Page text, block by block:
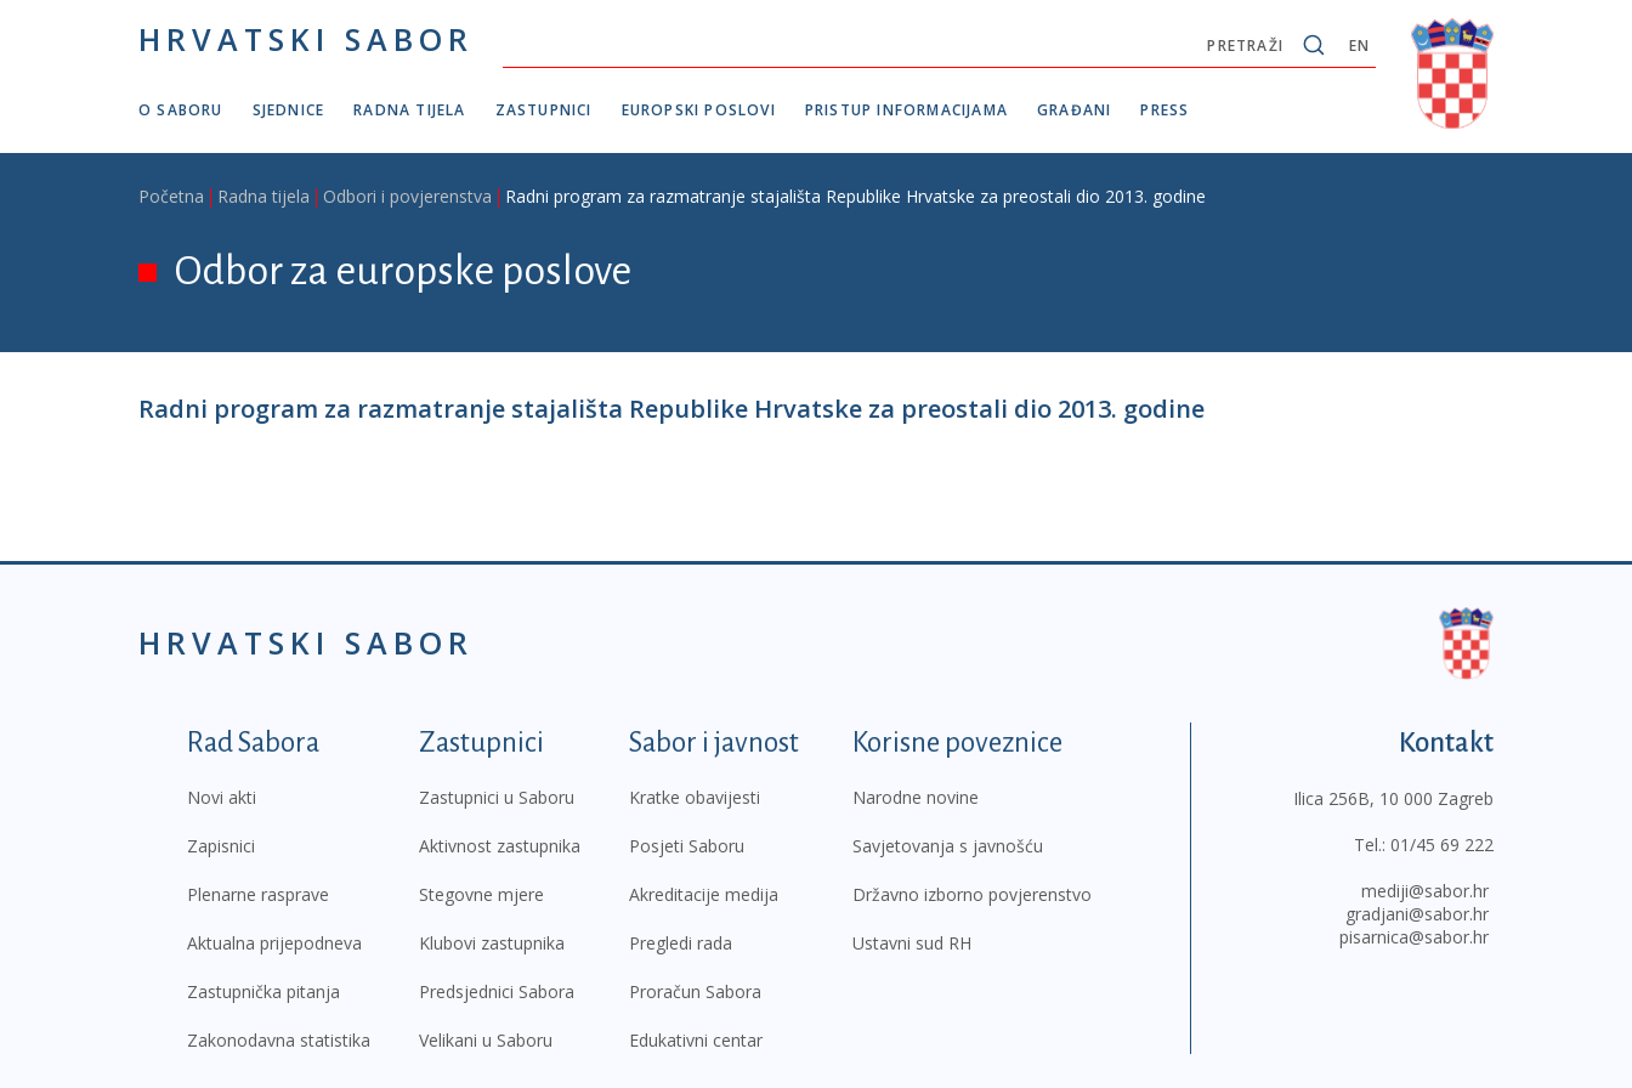
HRVATSKI SABOR EN
PRETRAŽI
O SABORU SJEDNICE RADNA TIJELA ZASTUPNICI EUROPSKI POSLOVI PRISTUP INFORMACIJAMA GRAĐANI PRESS
Breadcrumb
Početna Radna tijela Odbori i povjerenstva Radni program za razmatranje stajališta Republike Hrvatske za preostali dio 2013. godine
Odbor za europske poslove
Radni program za razmatranje stajališta Republike Hrvatske za preostali dio 2013. godine
HRVATSKI SABOR
Podnožje prvi izbornik
Rad Sabora
Novi akti
Zapisnici
Plenarne rasprave
Aktualna prijepodneva
Zastupnička pitanja
Zakonodavna statistika
Zastupnici
Zastupnici u Saboru
Aktivnost zastupnika
Stegovne mjere
Klubovi zastupnika
Predsjednici Sabora
Velikani u Saboru
Sabor i javnost
Kratke obavijesti
Posjeti Saboru
Akreditacije medija
Pregledi rada
Proračun Sabora
Edukativni centar
Korisne poveznice
Narodne novine
Savjetovanja s javnošću
Državno izborno povjerenstvo
Ustavni sud RH
Kontakt
Ilica 256B, 10 000 Zagreb
Tel.: 01/45 69 222
mediji@sabor.hr
gradjani@sabor.hr
pisarnica@sabor.hr